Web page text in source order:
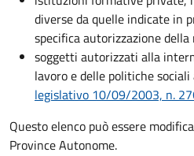
diverse da quelle indicate in
specifica autorizzazione della
soggetti autorizzati alla
lavoro e delle politiche sociali
legislativo 10/09/2003, n.
Questo elenco può essere
Province Autonome.